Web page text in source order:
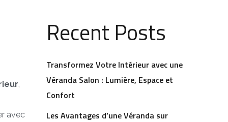
,
avec
Recent Posts
Transformez Votre Intérieur avec une
Véranda Salon : Lumière, Espace et
Confort
Les Avantages d’une Véranda sur